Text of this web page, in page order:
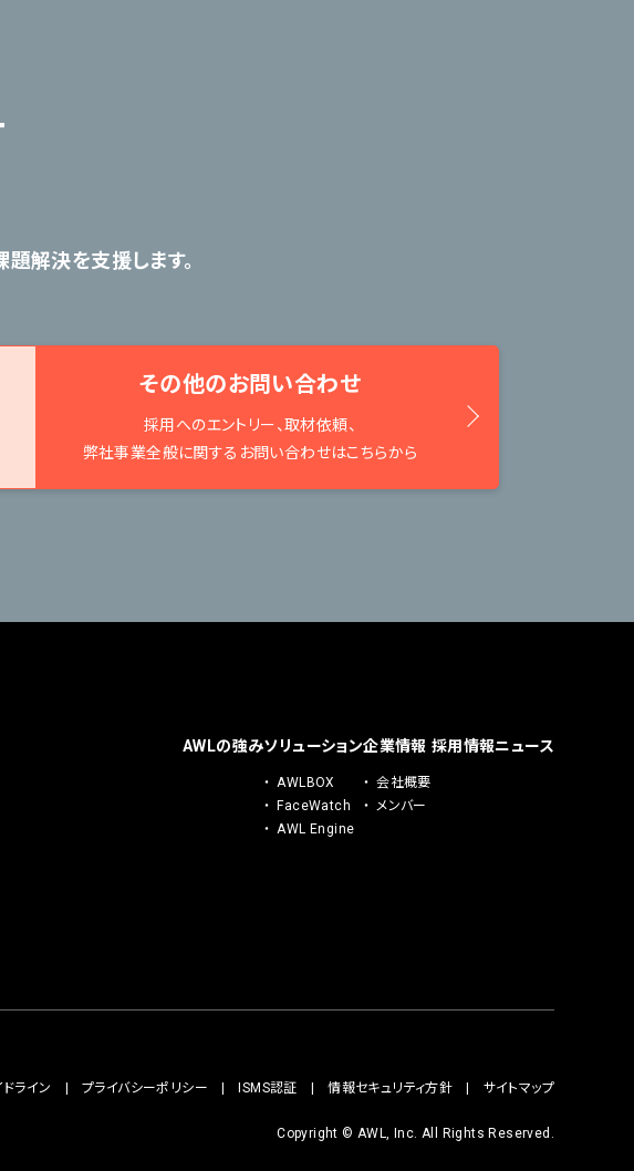
解決を支援します。
その他のお問い合わせ
採用へのエントリー、取材依頼、
弊社事業全般に関するお問い合わせはこちらから
AWLの強みソリューション
AWLBOX
FaceWatch
AWL Engine
企業情報
会社概要
メンバー
採用情報ニュース
ライン プライバシーポリシー ISMS認証 情報セキュリティ方針 サイトマップ
Copyright © AWL, Inc. All Rights Reserved.